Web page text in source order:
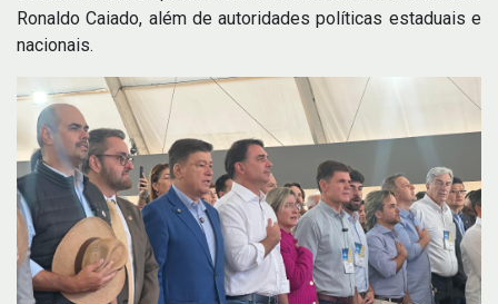
Ronaldo Caiado, além de autoridades políticas estaduais e
nacionais.